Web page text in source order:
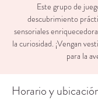
Este grupo de
descubrimiento
sensoriales
la curiosidad. ¡Vengan
para la
Horario y